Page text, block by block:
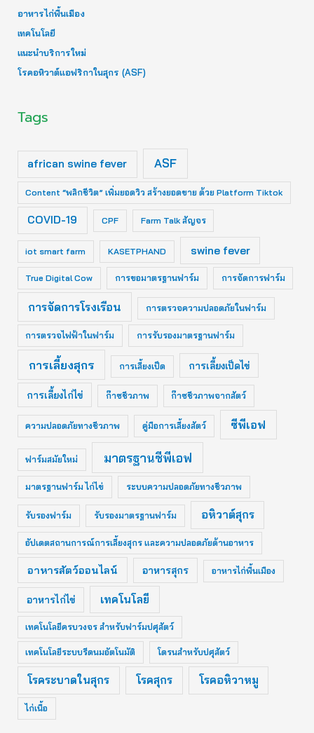
อาหารไก่พื้นเมือง
เทคโนโลยี
แนะนำบริการใหม่
โรคอหิวาต์แอฟริกาในสุกร (ASF)
Tags
african swine fever ASF
Content “พลิกชีวิต” เพิ่มยอดวิว สร้างยอดขาย ด้วย Platform Tiktok
COVID-19 CPF Farm Talk สัญจร
iot smart farm KASETPHAND swine fever
True Digital Cow การขอมาตรฐานฟาร์ม การจัดการฟาร์ม
การจัดการโรงเรือน การตรวจความปลอดภัยในฟาร์ม
การตรวจไฟฟ้าในฟาร์ม การรับรองมาตรฐานฟาร์ม
การเลี้ยงสุกร การเลี้ยงเป็ด การเลี้ยงเป็ดไข่
การเลี้ยงไก่ไข่ ก๊าซชีวภาพ ก๊าซชีวภาพจากสัตว์
ความปลอดภัยทางชีวภาพ คู่มือการเลี้ยงสัตว์ ซีพีเอฟ
ฟาร์มสมัยใหม่ มาตรฐานซีพีเอฟ
มาตรฐานฟาร์ม ไก่ไข่ ระบบความปลอดภัยทางชีวภาพ
รับรองฟาร์ม รับรองมาตรฐานฟาร์ม อหิวาต์สุกร
อัปเดตสถานการณ์การเลี้ยงสุกร และความปลอดภัยด้านอาหาร
อาหารสัตว์ออนไลน์ อาหารสุกร อาหารไก่พื้นเมือง
อาหารไก่ไข่ เทคโนโลยี
เทคโนโลยีครบวงจร สำหรับฟาร์มปศุสัตว์
เทคโนโลยีระบบรีดนมอัตโนมัติ โดรนสำหรับปศุสัตว์
โรคระบาดในสุกร โรคสุกร โรคอหิวาหมู
ไก่เนื้อ